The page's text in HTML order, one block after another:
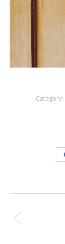
Category:
navigation